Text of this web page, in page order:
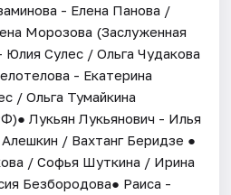
- Елена Панова /
Морозова (Заслуженная
Сулес / Ольга Чудакова
- Екатерина
/ Ольга Тумайкина
Лукьян Лукьянович - Илья
/ Вахтанг Беридзе ●
/ Софья Шуткина / Ирина
Безбородова● Раиса -